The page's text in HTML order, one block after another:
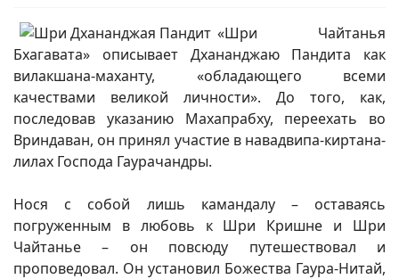
«Шри Чайтанья
Бхагавата» описывает Дхананджаю Пандита как
вилакшана-маханту, «обладающего всеми
качествами великой личности». До того, как,
последовав указанию Махапрабху, переехать во
Вриндаван, он принял участие в навадвипа-киртана-
лилах Господа Гаурачандры.
Нося с собой лишь камандалу – оставаясь
погруженным в любовь к Шри Кришне и Шри
Чайтанье – он повсюду путешествовал и
проповедовал. Он установил Божества Гаура-Нитай,